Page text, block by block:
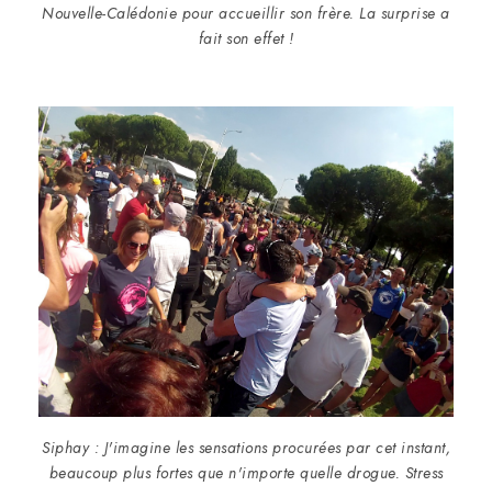
Nouvelle-Calédonie pour accueillir son frère. La surprise a
fait son effet !
Siphay : J'imagine les sensations procurées par cet instant,
beaucoup plus fortes que n'importe quelle drogue. Stress